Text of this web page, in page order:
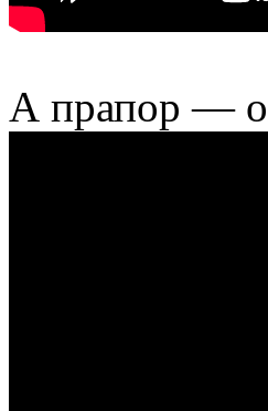
А прапор —